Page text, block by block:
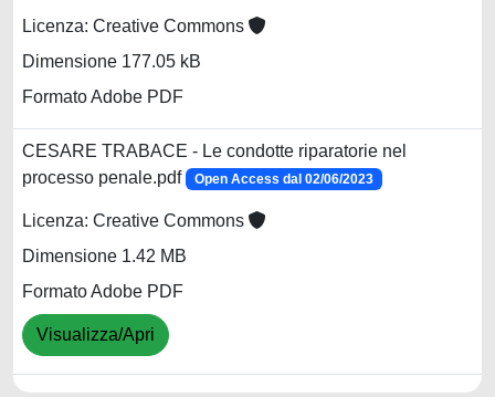
Licenza: Creative Commons
Dimensione 177.05 kB
Formato Adobe PDF
CESARE TRABACE - Le condotte riparatorie nel
processo penale.pdf
Open Access dal 02/06/2023
Licenza: Creative Commons
Dimensione 1.42 MB
Formato Adobe PDF
Visualizza/Apri